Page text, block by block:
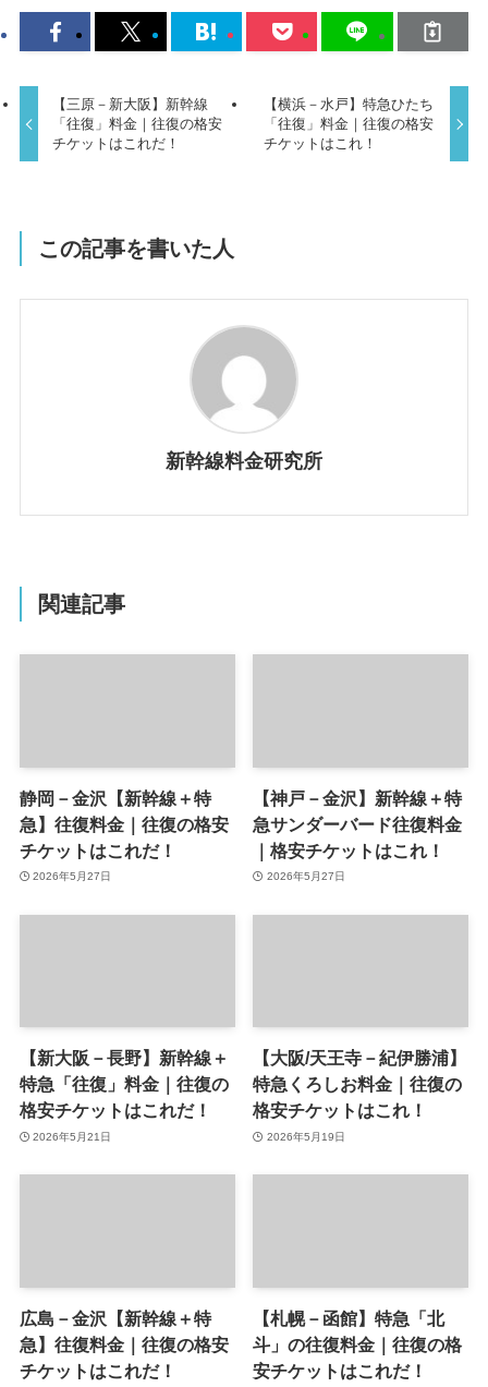
【三原－新大阪】新幹線
「往復」料金｜往復の格安
チケットはこれだ！
【横浜－水戸】特急ひたち
「往復」料金｜往復の格安
チケットはこれ！
この記事を書いた人
新幹線料金研究所
関連記事
静岡－金沢【新幹線＋特
急】往復料金｜往復の格安
チケットはこれだ！
2026年5月27日
【神戸－金沢】新幹線＋特
急サンダーバード往復料金
｜格安チケットはこれ！
2026年5月27日
【新大阪－長野】新幹線＋
特急「往復」料金｜往復の
格安チケットはこれだ！
2026年5月21日
【大阪/天王寺－紀伊勝浦】
特急くろしお料金｜往復の
格安チケットはこれ！
2026年5月19日
広島－金沢【新幹線＋特
急】往復料金｜往復の格安
チケットはこれだ！
【札幌－函館】特急「北
斗」の往復料金｜往復の格
安チケットはこれだ！